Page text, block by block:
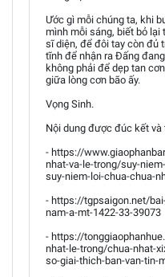
Ước gì mỗi chúng ta, khi
mình mỗi sáng, biết bỏ lại
sĩ diện, để đôi tay còn đủ
tĩnh để nhận ra Đấng
không phải để dẹp tan
giữa lòng cơn bão ấy.
Vọng Sinh.
Nội dung được đúc kết
- https://
nhat-va-le-trong/suy-
suy-niem-loi-chua-chua-
- https://tgpsaigon.net/
nam-a-mt-1422-33-39073
- https://
nhat-le-trong/chua-nhat-
so-giai-thich-ban-van-tin-